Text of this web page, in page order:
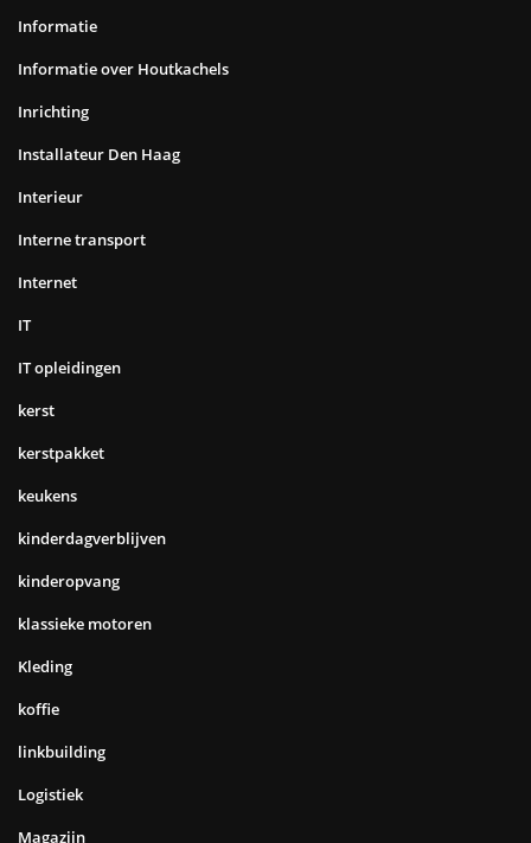
Informatie
Informatie over Houtkachels
Inrichting
Installateur Den Haag
Interieur
Interne transport
Internet
IT
IT opleidingen
kerst
kerstpakket
keukens
kinderdagverblijven
kinderopvang
klassieke motoren
Kleding
koffie
linkbuilding
Logistiek
Magazijn